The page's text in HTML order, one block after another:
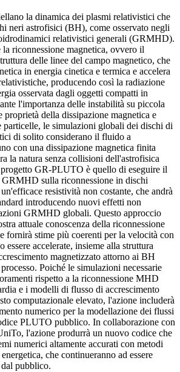
la dinamica dei plasmi relativistici che
neri astrofisici (BH), come osservato negli
relativistici generali (GRMHD).
riconnessione magnetica, ovvero il
delle linee del campo magnetico, che
in energia cinetica e termica e accelera
producendo così la radiazione
osservata dagli oggetti compatti in
l'importanza delle instabilità su piccola
proprietà della dissipazione magnetica e
particelle, le simulazioni globali dei dischi di
di solito considerano il fluido a
con una dissipazione magnetica finita
la natura senza collisioni dell'astrofisica
GR-PLUTO è quello di eseguire il
sulla riconnessione in dischi
resistività non costante, che andrà
introducendo nuovi effetti non
GRMHD globali. Questo approccio
attuale conoscenza della riconnessione
fornirà stime più coerenti per la velocità con
essere accelerate, insieme alla struttura
magnetizzato attorno ai BH
Poiché le simulazioni necessarie
rispetto a la riconnessione MHD
e i modelli di flusso di accrescimento
computazionale elevato, l'azione includerà
numerico per la modellazione dei flussi
PLUTO pubblico. In collaborazione con
l'azione produrrà un nuovo codice che
numerici altamente accurati con metodi
che continueranno ad essere
pubblico.